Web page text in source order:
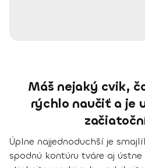
Máš nejaký cvik,
rýchlo naučiť a je
Úplne najjednoduchší je
spodnú kontúru tváre aj